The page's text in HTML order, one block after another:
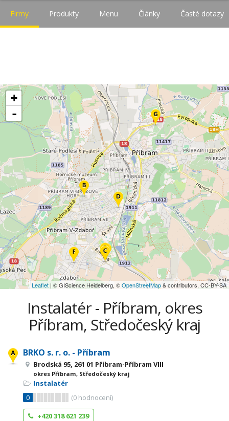
Firmy Produkty Menu Články Časté dotazy
+
-
Leaflet | © GIScience Heidelberg, ©OpenStreetMap& contributors, CC-BY-SA
Instalatér - Příbram, okres
Příbram, Středočeský kraj
BRKO s. r. o. - Příbram
Brodská 95, 261 01 Příbram-Příbram VIII
okres Příbram, Středočeský kraj
Instalatér
0
(0 hodnocení)
+420 318 621 239